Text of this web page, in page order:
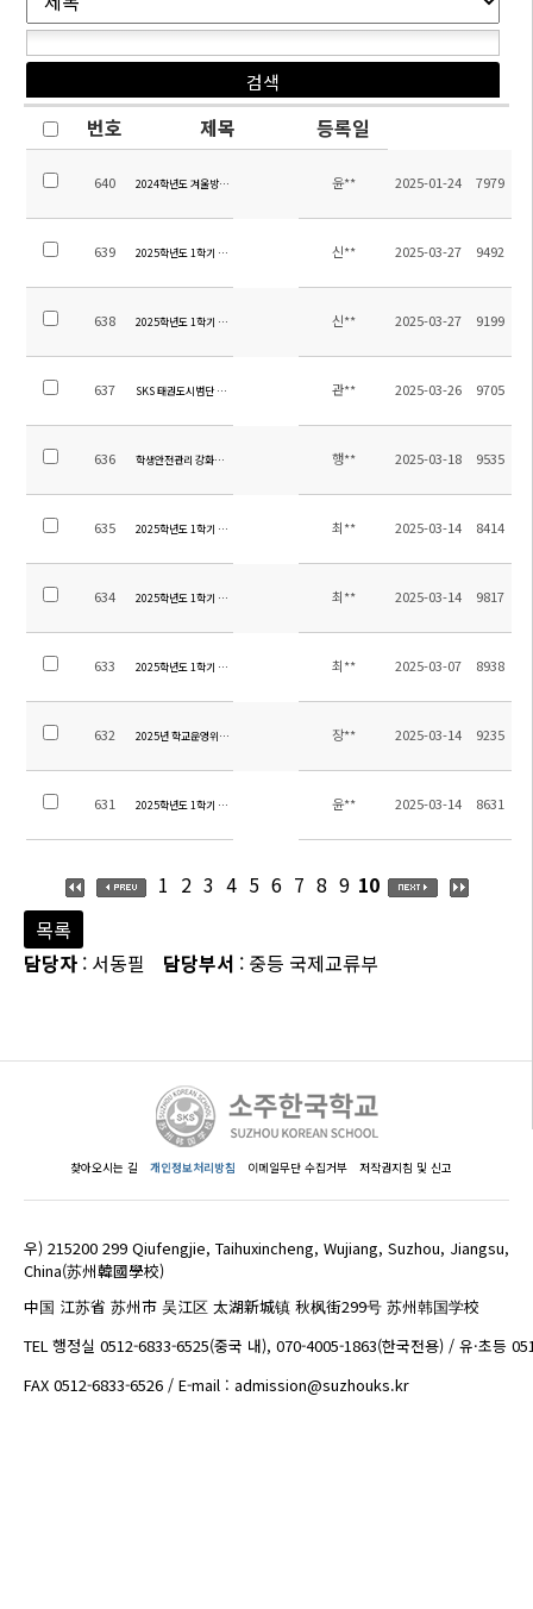
번호 제목 등록일
640 2024학년도 겨울방학 초등 방과후학교 교육활동비 집행내역 보고
윤** 2025-01-24 7979
639 2025학년도 1학기 초등 수행평가 계획 안내(4~6학년)
신** 2025-03-27 9492
638 2025학년도 1학기 초등 수행평가 계획 안내(1~3학년)
신** 2025-03-27 9199
637 SKS 태권도시범단 발대식 안내 관** 2025-03-26 9705
636 학생안전관리 강화를 위한 학교 출입제한 안내 행** 2025-03-18 9535
635 2025학년도 1학기 중등 자기주도학습 개강 및 석식비 납부 안내
최** 2025-03-14 8414
634 2025학년도 1학기 중등 방과후학교 개강 및 석식비 납부 안내
최** 2025-03-14 9817
633 2025학년도 1학기 중등 방과후학교 및 자기주도학습 신청 안내
최** 2025-03-07 8938
632 2025년 학교운영위원회 교원위원 당선 안내 장** 2025-03-14 9235
631 2025학년도 1학기 초등 방과후학교 수강료 납부 안내
윤** 2025-03-14 8631
1 2 3 4 5 6 7 8 9 10
목록
담당자 : 서동필 담당부서 : 중등 국제교류부
찾아오시는 길 개인정보처리방침 이메일무단 수집거부 저작권지침 및 신고
우) 215200 299 Qiufengjie, Taihuxincheng, Wujiang, Suzhou, Jiangsu,
China(苏州韓國學校)
中国 江苏省 苏州市 吴江区 太湖新城镇 秋枫街299号 苏州韩国学校
TEL 행정실 0512-6833-6525(중국 내), 070-4005-1863(한국전용) / 유·초등
FAX 0512-6833-6526 / E-mail : admission@suzhouks.kr